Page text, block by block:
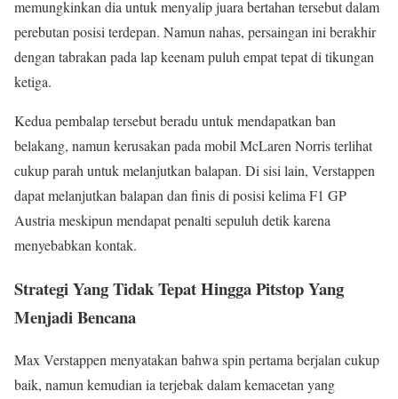
memungkinkan dia untuk menyalip juara bertahan tersebut dalam
perebutan posisi terdepan. Namun nahas, persaingan ini berakhir
dengan tabrakan pada lap keenam puluh empat tepat di tikungan
ketiga.
Kedua pembalap tersebut beradu untuk mendapatkan ban
belakang, namun kerusakan pada mobil McLaren Norris terlihat
cukup parah untuk melanjutkan balapan. Di sisi lain, Verstappen
dapat melanjutkan balapan dan finis di posisi kelima F1 GP
Austria meskipun mendapat penalti sepuluh detik karena
menyebabkan kontak.
Strategi Yang Tidak Tepat Hingga Pitstop Yang
Menjadi Bencana
Max Verstappen menyatakan bahwa spin pertama berjalan cukup
baik, namun kemudian ia terjebak dalam kemacetan yang